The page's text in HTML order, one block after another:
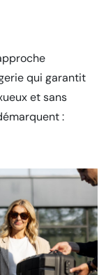
qui garantit
et sans
: